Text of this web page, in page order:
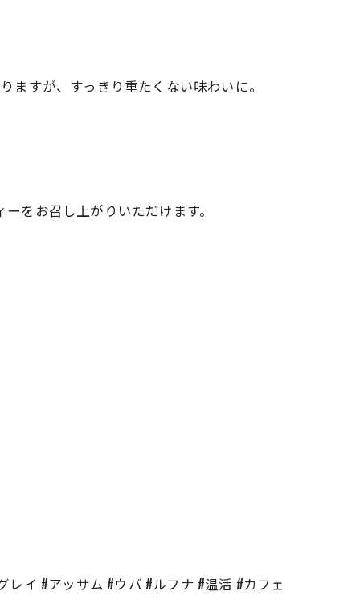
すが、すっきり重たくない味わいに。
をお召し上がりいただけます。
レイ #アッサム #ウバ #ルフナ #温活 #カフェ